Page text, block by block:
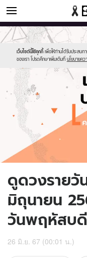
ดูดวง
เว็บไซต์นี้ใช้คุกกี้ เพื่อให้ท่านได้รับประสบ
ของเรา โปรดศึกษาเพิ่มเติมที่ นโยบายคว
Sanook
//s.isanook.com/sr/0/
new-
sanook.png
600
60
//s.isanook.com/ho/0/ud/
horoscope-
thursday.jpg
ดูดวงรายวั
มิถุนายน
วันพฤหัสบดี
26 มิ.ย. 67 (00:01 น.)